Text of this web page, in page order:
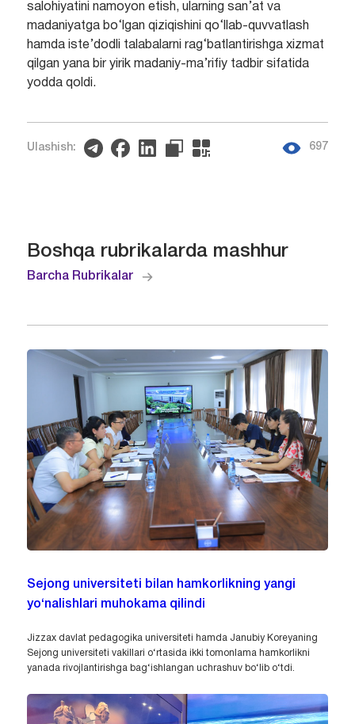
salohiyatini namoyon etish, ularning san’at va
madaniyatga bo‘lgan qiziqishini qo‘llab-quvvatlash
hamda iste’dodli talabalarni rag‘batlantirishga xizmat
qilgan yana bir yirik madaniy-ma’rifiy tadbir sifatida
yodda qoldi.
Ulashish: 697
Boshqa rubrikalarda mashhur
Barcha Rubrikalar
Sejong universiteti bilan hamkorlikning yangi
yo‘nalishlari muhokama qilindi
Jizzax davlat pedagogika universiteti hamda Janubiy Koreyaning
Sejong universiteti vakillari o‘rtasida ikki tomonlama hamkorlikni
yanada rivojlantirishga bag‘ishlangan uchrashuv bo‘lib o‘tdi.